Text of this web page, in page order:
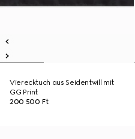
Vierecktuch aus Seidentwill mit
GG Print
200 500 Ft